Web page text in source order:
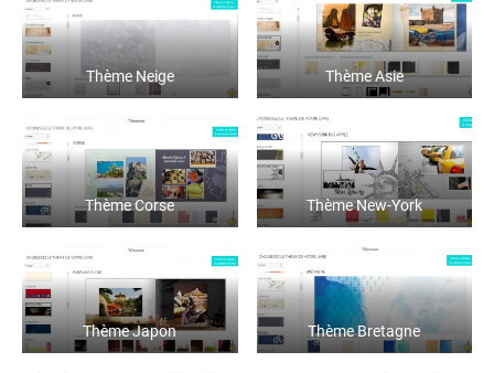
Thème Neige Thème Asie
Thème Corse Thème New-York
Thème Japon Thème Bretagne